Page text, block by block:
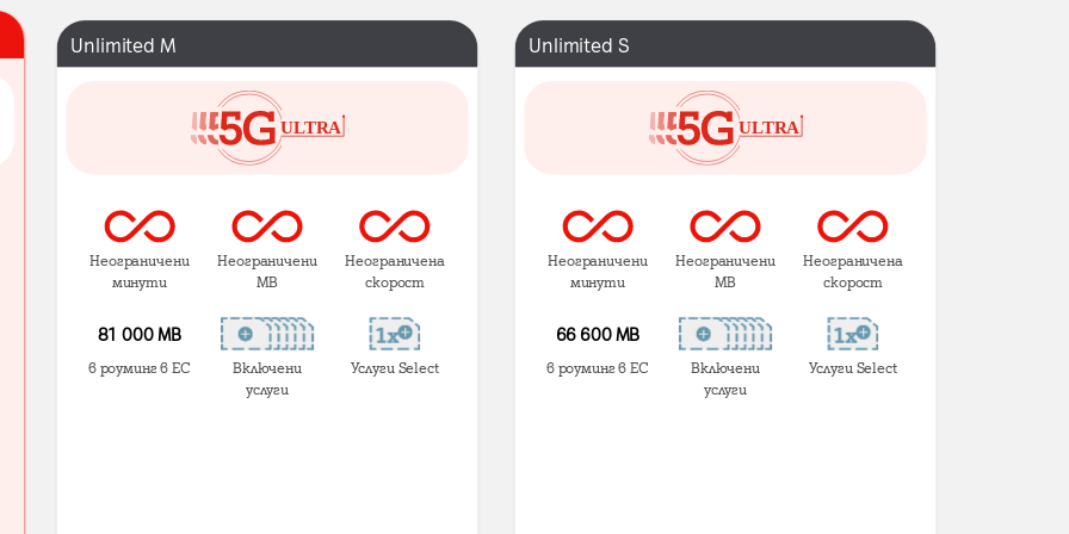
Unlimited M
Неограничени
минути
Неограничени
MB
Неограничена
скорост
81 000 МВ
в роуминг в ЕС
Включени
услуги
Услуги Select
Unlimited S
Неограничени
минути
Неограничени
MB
Неограничена
скорост
66 600 MB
в роуминг в ЕС
Включени
услуги
Услуги Select